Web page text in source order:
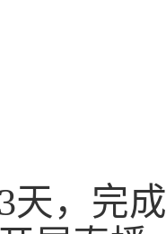
天，完